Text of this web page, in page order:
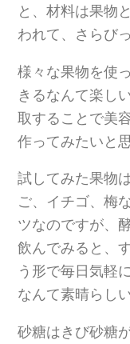
と、材料は果物
われて、さらび
様々な果物を使
きるなんて楽し
取することで美
作ってみたいと
試してみた果物
ご、イチゴ、梅
ツなのですが、
飲んでみると、
う形で毎日気軽
なんて素晴らし
砂糖はきび砂糖